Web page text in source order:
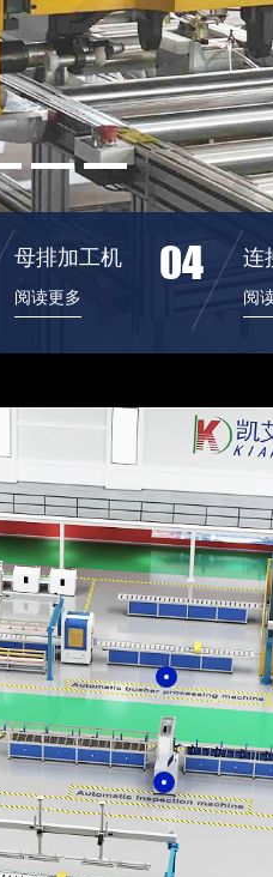
母排加工机
阅读更多
04 连
阅